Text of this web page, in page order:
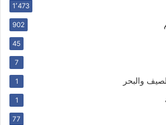
1٬473
902
45
7
والبحر 1
1
77